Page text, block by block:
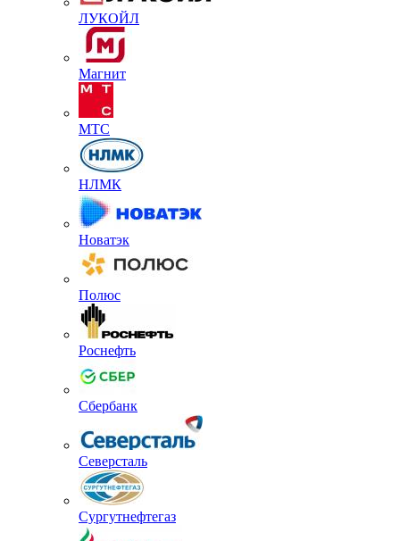
ЛУКОЙЛ
Магнит
МТС
НЛМК
Новатэк
Полюс
Роснефть
Сбербанк
Северсталь
Сургутнефтегаз